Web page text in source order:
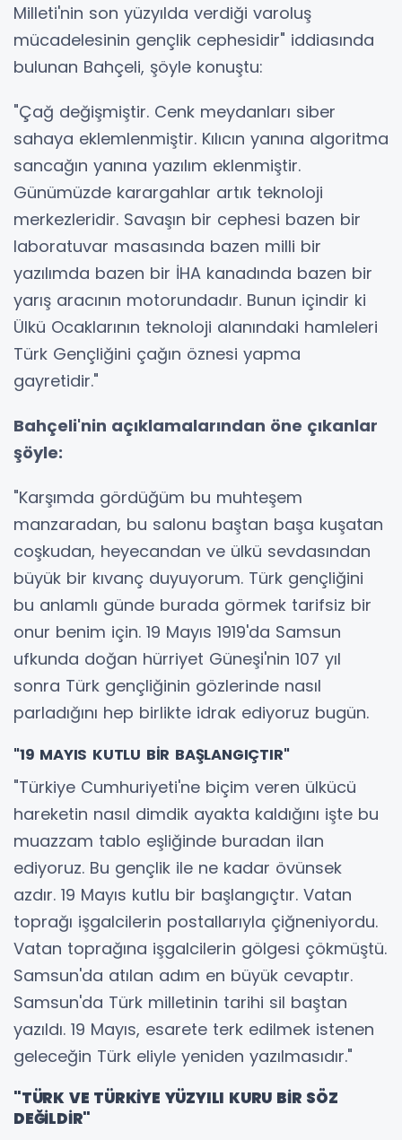
Milleti'nin son yüzyılda verdiği varoluş
mücadelesinin gençlik cephesidir" iddiasında
bulunan Bahçeli, şöyle konuştu:
"Çağ değişmiştir. Cenk meydanları siber
sahaya eklemlenmiştir. Kılıcın yanına algoritma
sancağın yanına yazılım eklenmiştir.
Günümüzde karargahlar artık teknoloji
merkezleridir. Savaşın bir cephesi bazen bir
laboratuvar masasında bazen milli bir
yazılımda bazen bir İHA kanadında bazen bir
yarış aracının motorundadır. Bunun içindir ki
Ülkü Ocaklarının teknoloji alanındaki hamleleri
Türk Gençliğini çağın öznesi yapma
gayretidir."
Bahçeli'nin açıklamalarından öne çıkanlar
şöyle:
"Karşımda gördüğüm bu muhteşem
manzaradan, bu salonu baştan başa kuşatan
coşkudan, heyecandan ve ülkü sevdasından
büyük bir kıvanç duyuyorum. Türk gençliğini
bu anlamlı günde burada görmek tarifsiz bir
onur benim için. 19 Mayıs 1919'da Samsun
ufkunda doğan hürriyet Güneşi'nin 107 yıl
sonra Türk gençliğinin gözlerinde nasıl
parladığını hep birlikte idrak ediyoruz bugün.
"19 MAYIS KUTLU BİR BAŞLANGIÇTIR"
"Türkiye Cumhuriyeti'ne biçim veren ülkücü
hareketin nasıl dimdik ayakta kaldığını işte bu
muazzam tablo eşliğinde buradan ilan
ediyoruz. Bu gençlik ile ne kadar övünsek
azdır. 19 Mayıs kutlu bir başlangıçtır. Vatan
toprağı işgalcilerin postallarıyla çiğneniyordu.
Vatan toprağına işgalcilerin gölgesi çökmüştü.
Samsun'da atılan adım en büyük cevaptır.
Samsun'da Türk milletinin tarihi sil baştan
yazıldı. 19 Mayıs, esarete terk edilmek istenen
geleceğin Türk eliyle yeniden yazılmasıdır."
"TÜRK VE TÜRKİYE YÜZYILI KURU BİR SÖZ
DEĞİLDİR"